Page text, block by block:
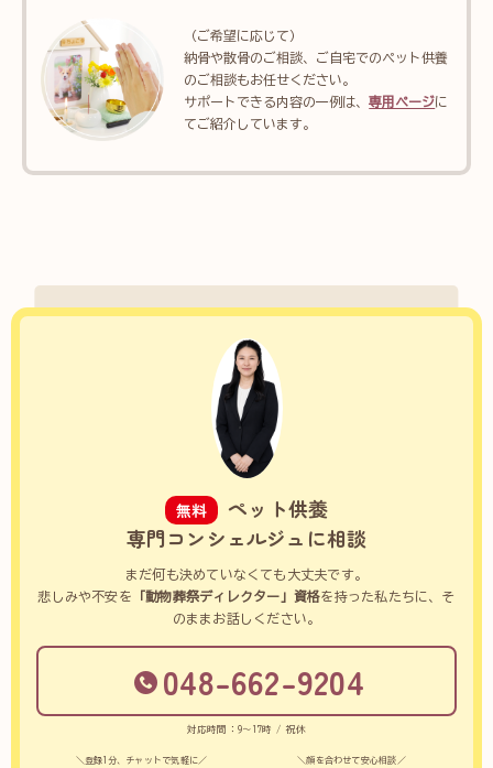
（ご希望に応じて）
納骨や散骨のご相談、ご自宅でのペット供養
のご相談もお任せください。
サポートできる内容の一例は、専用ページに
てご紹介しています。
無料
ペット供養
専門コンシェルジュに相談
まだ何も決めていなくても大丈夫です。
悲しみや不安を 「動物葬祭ディレクター」資格を持った私たちに、そ
のままお話しください。
048-662-9204
対応時間：9～17時 / 祝休
＼登録1分、チャットで気軽に／ ＼顔を合わせて安心相談／